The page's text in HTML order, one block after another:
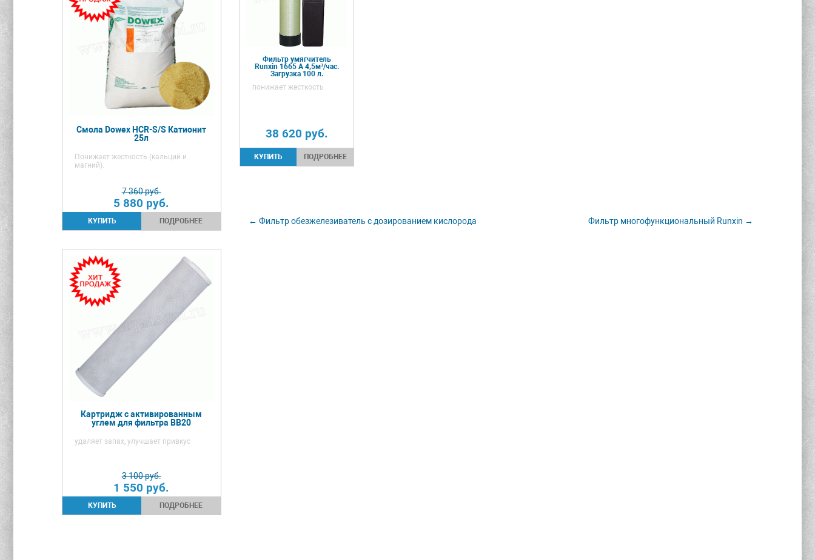
Смола Dowex HCR-S/S Катионит
25л
Понижает жесткость (кальций и
магний).
7 360 руб.
5 880 руб.
ПОДРОБНЕЕ
Картридж с активированным
углем для фильтра BB20
удаляет запах, улучшает привкус
3 100 руб.
1 550 руб.
ПОДРОБНЕЕ
Фильтр умягчитель
Runxin 1665 А 4,5м³/час.
Загрузка 100 л.
понижает жесткость
38 620 руб.
ПОДРОБНЕЕ
← Фильтр обезжелезиватель с дозированием кислорода Фильтр многофункциональный Runxin →